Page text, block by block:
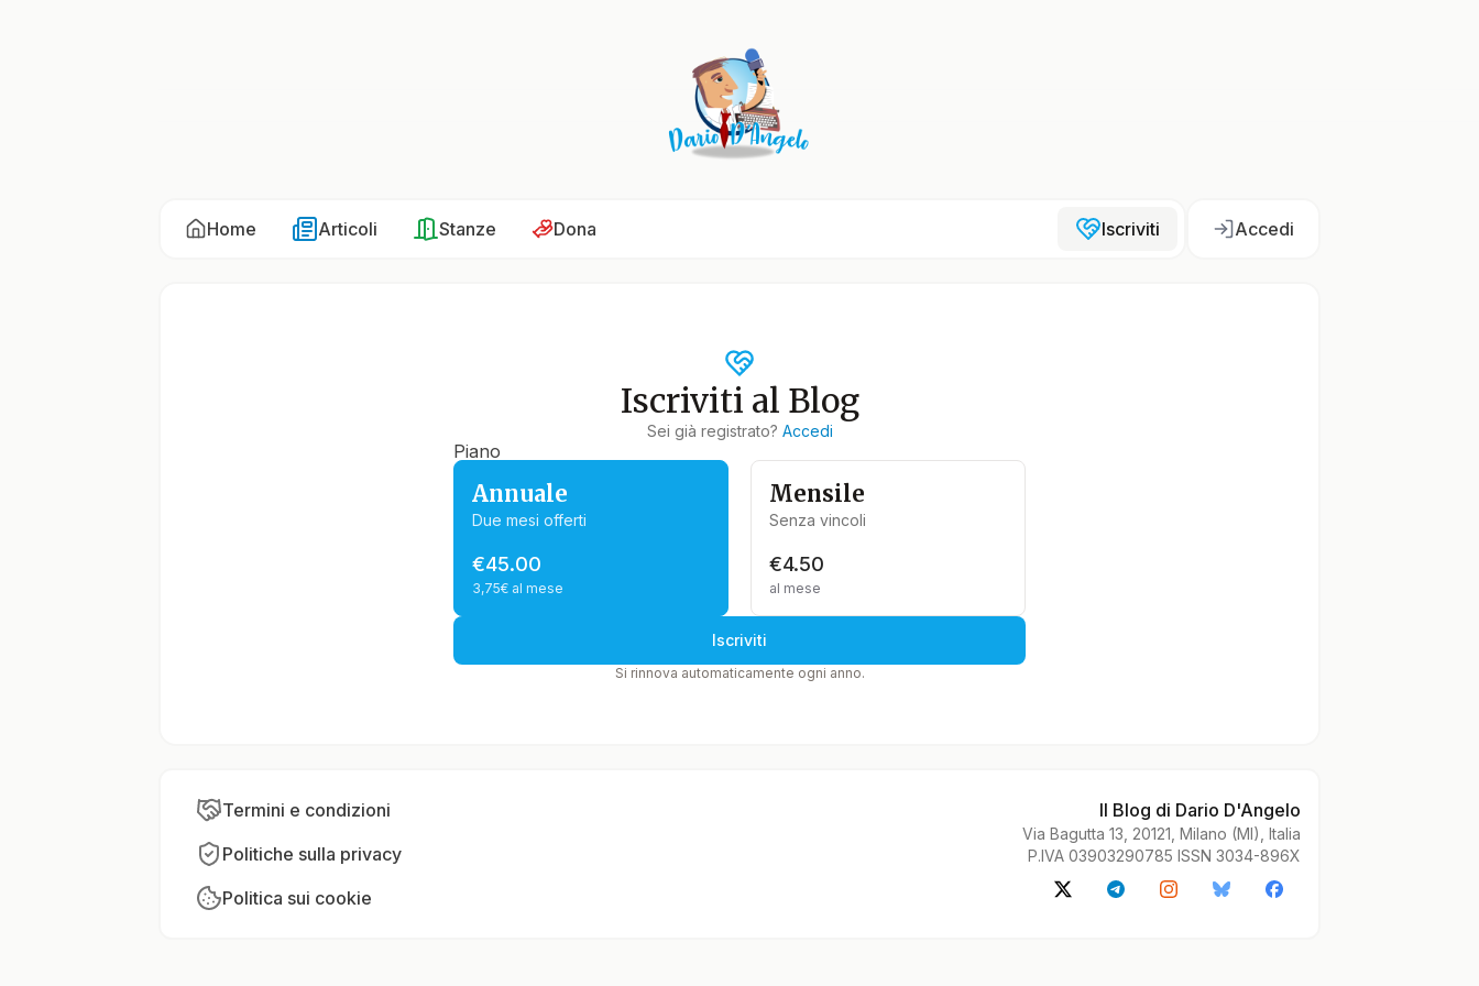
Home Articoli Stanze Dona Iscriviti Accedi
Iscriviti al Blog
Sei già registrato? Accedi
Piano
Annuale
Due mesi offerti
€45.00
3,75€ al mese
Mensile
Senza vincoli
€4.50
al mese
Iscriviti
Si rinnova automaticamente ogni anno.
Termini e condizioni
Politiche sulla privacy
Politica sui cookie
Il Blog di Dario D'Angelo
Via Bagutta 13, 20121, Milano (MI), Italia
P.IVA 03903290785 ISSN 3034-896X